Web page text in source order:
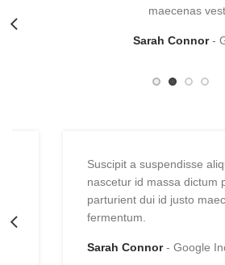
maecenas
Sarah Connor
Suscipit a suspendisse aliquam
nascetur id massa dictum
parturient dui id justo maecenas
fermentum.
Sarah Connor Google Inc.